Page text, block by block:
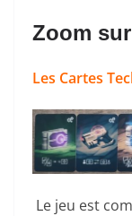
Zoom
Les Cartes
Le jeu est